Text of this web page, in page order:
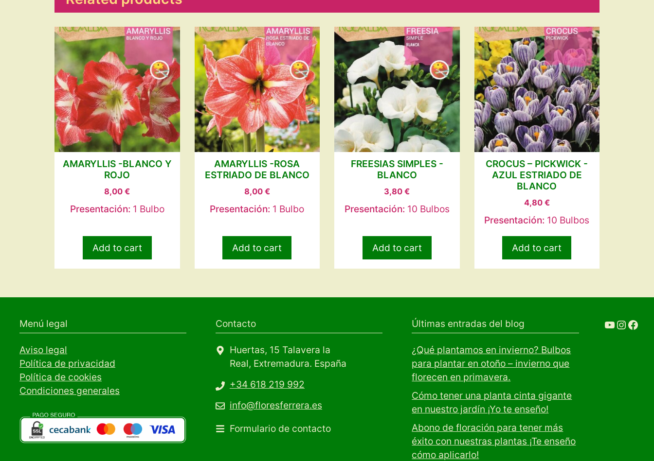
AMARYLLIS -BLANCO Y
ROJO
8,00€
Presentación: 1 Bulbo
Add to cart
AMARYLLIS -ROSA
ESTRIADO DE BLANCO
8,00 €
Presentación: 1 Bulbo
Add to cart
FREESIAS SIMPLES -
BLANCO
3,80€
Presentación: 10 Bulbos
Add to cart
CROCUS – PICKWICK -
AZUL ESTRIADO DE
BLANCO
4,80 €
Presentación: 10 Bulbos
Add to cart
Menú legal
Aviso legal
Política de privacidad
Política de cookies
Condiciones generales
Contacto
Huertas, 15 Talavera la
Real, Extremadura. España
+34 618 219 992
info@floresferrera.es
Formulario de contacto
Últimas entradas del blog
¿Qué plantamos en invierno? Bulbos
para plantar en otoño – invierno que
florecen en primavera.
Cómo tener una planta cinta gigante
en nuestro jardín ¡Yo te enseño!
Abono de floración para tener más
éxito con nuestras plantas ¡Te enseño
cómo aplicarlo!
YouTube
Ir a la cuenta de Instagram de
Ir a la cuenta de facebook